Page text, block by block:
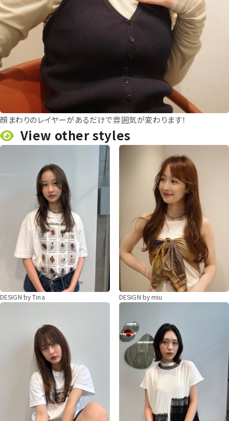
顔まわりのレイヤーがあるだけで雰囲気が変わります！
View other styles
DESIGN by Tina DESIGN by miu